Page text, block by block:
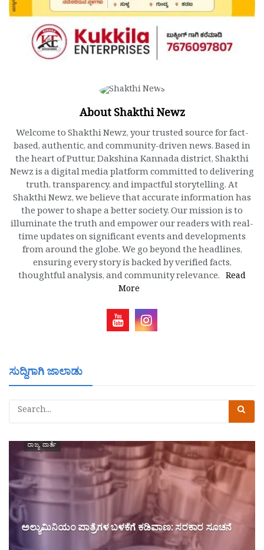
About Shakthi Newz
Welcome to Shakthi Newz, your trusted source for fact-
based, authentic, and community-driven news. Based in
the heart of Puttur, Dakshina Kannada district, Shakthi
Newz is a digital media platform committed to delivering
truth, transparency, and impactful storytelling. At
Shakthi Newz, we believe that accurate information has
the power to shape a better society. Our mission is to
illuminate the truth and empower our readers with real-
time updates on significant events and developments
from around the globe. We go beyond the headlines,
ensuring every story is backed by verified facts,
thoughtful analysis, and community relevance. Read
More
ಸುದ್ದಿಗಾಗಿ ಜಾಲಾಡು
ರಾಜ್ಯ ವಾರ್ತೆ
ಅಲ್ಯುಮಿನಿಯಂ ಪಾತ್ರೆಗಳ ಬಳಕೆಗೆ ಕಡಿವಾಣ: ಸರಕಾರ ಸೂಚನೆ